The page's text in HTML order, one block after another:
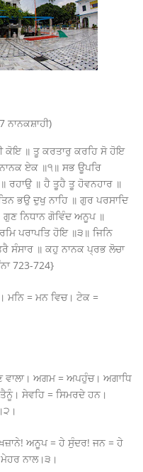
ਨਾਨਕਸ਼ਾਹੀ)
ਕੋਇ ॥ ਤੂ ਕਰਤਾਰੁ ਕਰਹਿ ਸੋ ਹੋਇ
ਨਾਨਕ ਏਕ ॥੧॥ ਸਭ ਊਪਰਿ
ਰਹਾਉ ॥ ਹੈ ਤੂਹੈ ਤੂ ਹੋਵਨਹਾਰ ॥
ਭਉ ਦੁਖੁ ਨਾਹਿ ॥ ਗੁਰ ਪਰਸਾਦਿ
ਗੁਣ ਨਿਧਾਨ ਗੋਵਿੰਦ ਅਨੂਪ ॥
ਪਰਾਪਤਿ ਹੋਇ ॥੩॥ ਜਿਨਿ
ਸੰਸਾਰ ॥ ਕਹੁ ਨਾਨਕ ਪ੍ਰਭ ਲੋਚਾ
723-724}
ਮਨਿ = ਮਨ ਵਿਚ। ਟੇਕ =
ਵਾਲਾ। ਅਗਮ = ਅਪਹੁੰਚ। ਅਗਾਧਿ
ਸੇਵਹਿ = ਸਿਮਰਦੇ ਹਨ।
ਅਨੂਪ = ਹੇ ਸੁੰਦਰ! ਜਨ = ਹੇ
ਨਾਲ।੩।